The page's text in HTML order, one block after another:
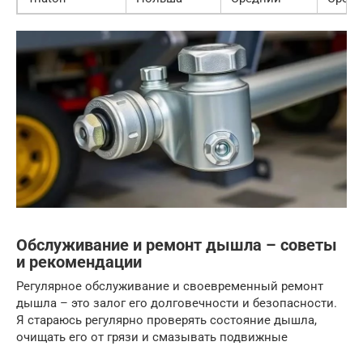
Обслуживание и ремонт дышла – советы
и рекомендации
Регулярное обслуживание и своевременный ремонт
дышла – это залог его долговечности и безопасности.
Я стараюсь регулярно проверять состояние дышла,
очищать его от грязи и смазывать подвижные